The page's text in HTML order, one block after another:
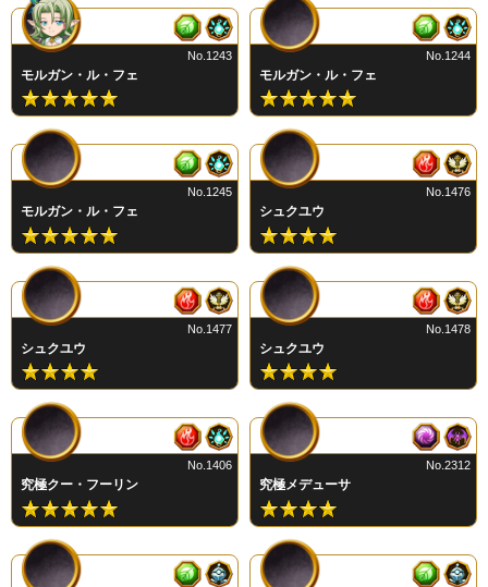
モルガン・ル・フェ
No.1243
モルガン・ル・フェ
No.1244
モルガン・ル・フェ
No.1245
シュクユウ
No.1476
シュクユウ
No.1477
シュクユウ
No.1478
究極クー・フーリン
No.1406
究極メデューサ
No.2312